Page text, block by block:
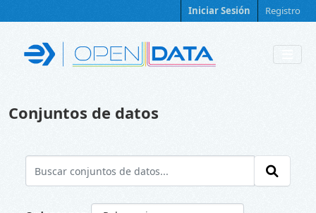
Iniciar Sesión Registro
Conjuntos de datos